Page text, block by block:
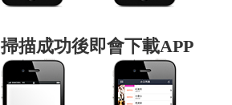
掃描成功後即會下載APP